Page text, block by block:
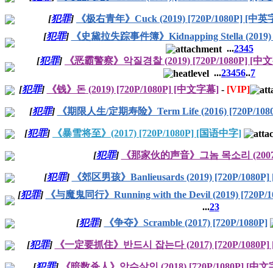
[犯罪]
《极右青年》Cuck (2019) [720P/1080P] [中英
[犯罪]
《史黛拉失踪事件簿》Kidnapping Stella
...2345
[犯罪]
《恶霸警察》악질경찰 (2019) [720P/1080P] [中
...23456..7
[犯罪] 《钱》돈 (2019) [720P/1080P] [中文字幕]- [VIP]
[犯罪] 《期限人生/定期寿险》Term Life (2016) [720P/
[犯罪] 《暴雪将至》(2017) [720P/1080P] [国语中字]
[犯罪] 《那家伙的声音》그놈 목소리
[犯罪]
《郊区男孩》Banlieusards (2019) [720P/
[犯罪]
《与魔鬼同行》Running with the Devil (2019) [720P/
...23
[犯罪] 《争夺》Scramble (2017) [720P/1080P]
[犯罪] 《一定要抓住》반드시 잡는다 (2017) [720P/